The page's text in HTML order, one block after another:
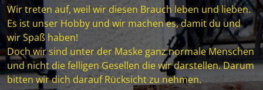
Wir treten auf, weil wir diesen Brauch leben und lieben.
Es ist unser Hobby und wir machen es, damit du und
wir Spaß haben!
Doch wir sind unter der Maske ganz normale Menschen
und nicht die felligen Gesellen die wir darstellen. Darum
bitten wir dich darauf Rücksicht zu nehmen.